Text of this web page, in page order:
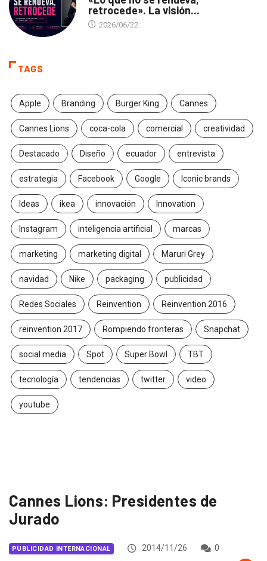
retrocede». La visión...
2026/06/22
TAGS
Apple Branding Burger King Cannes
Cannes Lions coca-cola comercial creatividad
Destacado Diseño ecuador entrevista
estrategia Facebook Google Iconic brands
Ideas ikea innovación Innovation
Instagram inteligencia artificial marcas
marketing marketing digital Maruri Grey
navidad Nike packaging publicidad
Redes Sociales Reinvention Reinvention 2016
reinvention 2017 Rompiendo fronteras Snapchat
social media Spot Super Bowl TBT
tecnología tendencias twitter video
youtube
Cannes Lions: Presidentes de
Jurado
PUBLICIDAD INTERNACIONAL 2014/11/26
0